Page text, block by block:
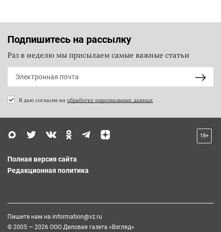
Подпишитесь на рассылку
Раз в неделю мы присылаем самые важные статьи
Я даю согласие на обработку персональных данных
18+
Полная версия сайта
Редакционная политика
Пишите нам на information@vz.ru
© 2005 — 2026 ООО Деловая газета «Взгляд»